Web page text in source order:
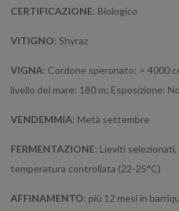
CERTIFICAZIONE: Biologico
VITIGNO: Shyraz
VIGNA: Cordone speronato; > 4000
livello del mare: 180 m; Esposizione:
VENDEMMIA: Metà settembre
FERMENTAZIONE: Lieviti
temperatura controllata (22-25°C)
AFFINAMENTO: più 12 mesi in